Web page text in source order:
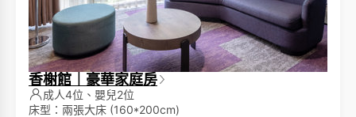
香榭館｜豪華家庭房
成人4位、嬰兒2位
床型：兩張大床 (160*200cm)